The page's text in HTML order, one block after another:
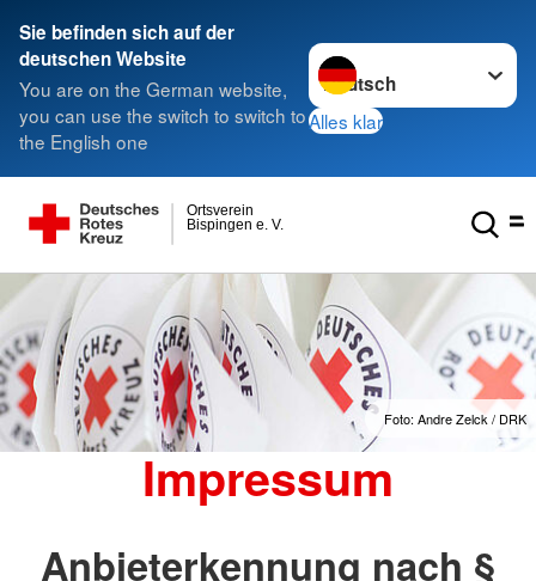
Sie befinden sich auf der
deutschen Website
You are on the German website,
you can use the switch to switch to
the English one
Sprache wechseln zu
Alles klar
Bispingen e. V.
Ortsverein
Foto: Andre Zelck / DRK
Impressum
Anbieterkennung nach §